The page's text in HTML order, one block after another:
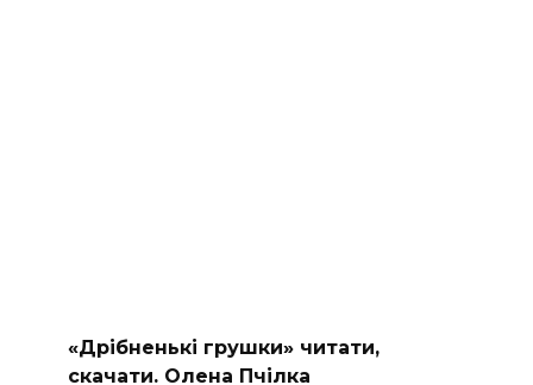
«Дрібненькі грушки» читати,
скачати. Олена Пчілка